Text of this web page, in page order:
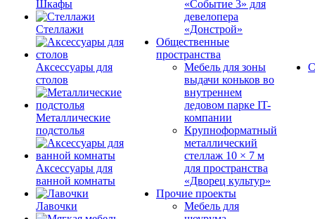
Шкафы
Стеллажи
Аксессуары для
столов
Металлические
подстолья
Аксессуары для
ванной комнаты
Лавочки
«Событие 3» для
девелопера
«Донстрой»
Общественные
пространства
Мебель для зоны
выдачи коньков во
внутреннем
ледовом парке IT-
компании
Крупноформатный
металлический
стеллаж 10 × 7 м
для пространства
«Дворец культур»
Прочие проекты
Мебель для